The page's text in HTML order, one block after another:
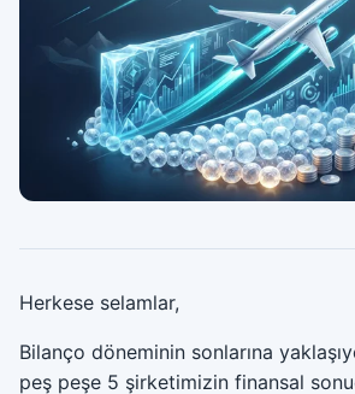
Herkese selamlar,
Bilanço döneminin sonlarına
peş peşe 5 şirketimizin finansal